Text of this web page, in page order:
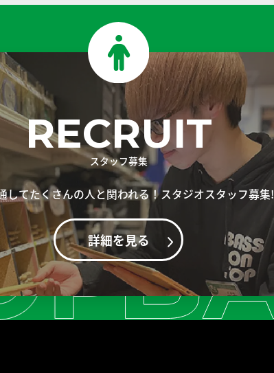
RECRUIT
スタッフ募集
してたくさんの人と関われる！スタジオスタッフ募集!
詳細を見る